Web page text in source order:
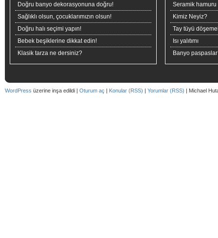
Doğru banyo dekorasyonuna doğru!
Sağlıklı olsun, çocuklarımızın olsun!
Doğru halı seçimi yapın!
Bebek beşiklerine dikkat edin!
Klasik tarza ne dersiniz?
Seramik hamuru
Kimiz Neyiz?
Tay tüyü
Isı yalıtımı
Banyo
WordPress üzerine inşa edildi | Oturum aç | Konular (RSS) | Yorumlar (RSS) | Michael